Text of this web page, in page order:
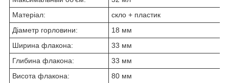
Матеріал:
скло + пластик
Діаметр горловини:
18 мм
Ширина флакона:
33 мм
Глибина флакона:
33 мм
Висота флакона:
80 мм